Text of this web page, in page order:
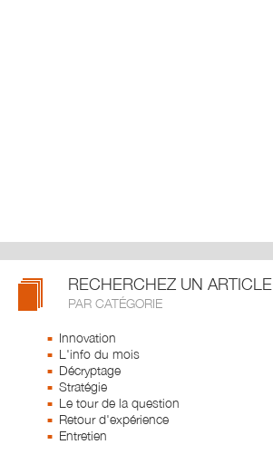
RECHERCHEZ UN ARTICLE
PAR CATÉGORIE
Innovation
L'info du mois
Décryptage
Stratégie
Le tour de la question
Retour d'expérience
Entretien